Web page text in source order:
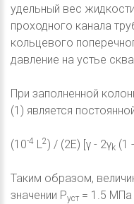
удельный вес
проходного канала
кольцевого
давление на устье
При заполненной
(1) является
(10-4 L 2) / (2E) [γ - 2γk (1
Таким образом,
значении Pуст = 1.5